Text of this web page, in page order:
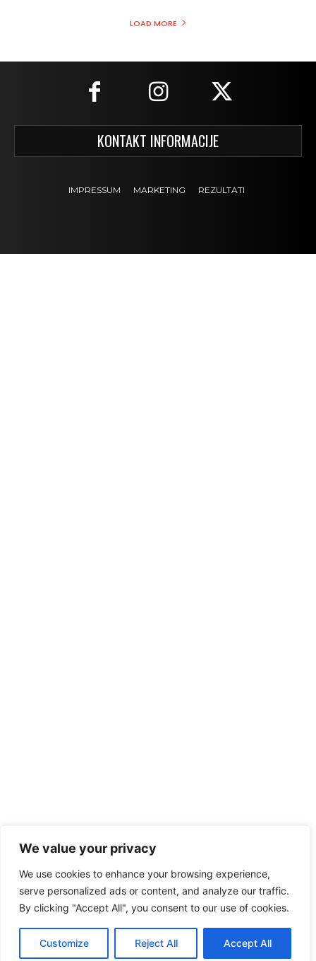
We value your privacy
We use cookies to enhance your browsing experience,
serve personalized ads or content, and analyze our traffic.
By clicking "Accept All", you consent to our use of cookies.
Customize Reject All Accept All
LOAD MORE
KONTAKT INFORMACIJE
IMPRESSUM MARKETING REZULTATI